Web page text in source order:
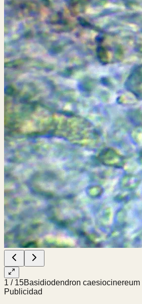
1 / 15Basidiodendron
Publicidad